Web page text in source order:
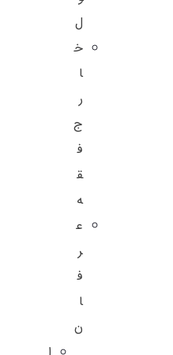
ل
خ
ا
ر
ج
ف
ق
ه
ع
ر
ف
ا
ن